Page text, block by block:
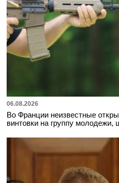
06.08.2026
Во Франции неизвестные
винтовки на группу молодежи,